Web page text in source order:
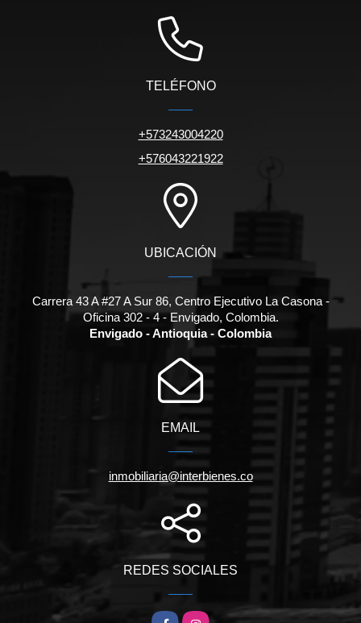
TELÉFONO
+573243004220
+576043221922
UBICACIÓN
Carrera 43 A #27 A Sur 86, Centro Ejecutivo La Casona -
Oficina 302 - 4 - Envigado, Colombia.
Envigado - Antioquia - Colombia
EMAIL
inmobiliaria@interbienes.co
REDES SOCIALES